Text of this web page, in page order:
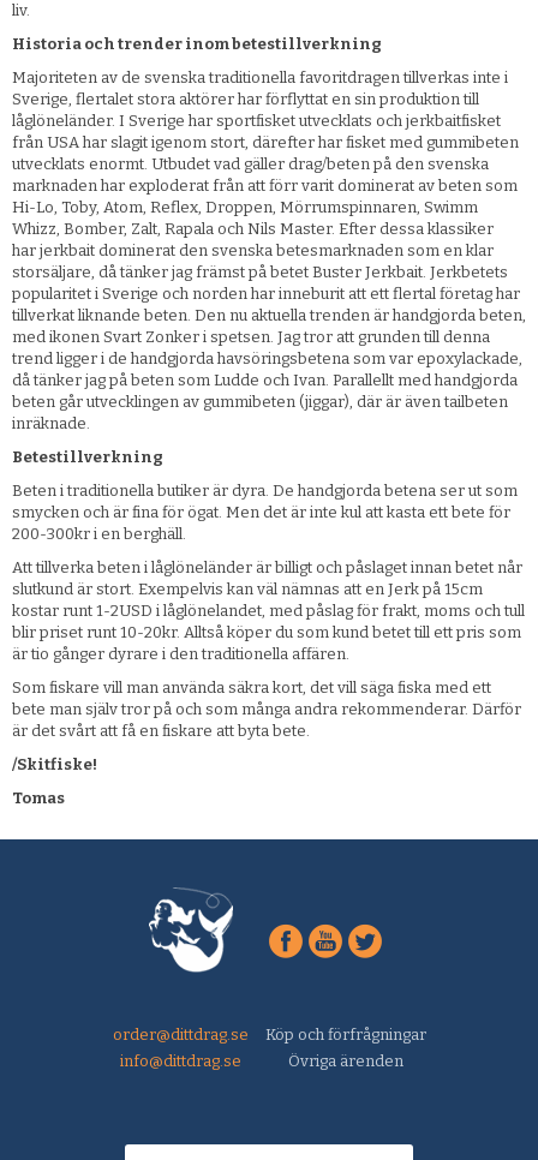
liv.
Historia och trender inom betestillverkning
Majoriteten av de svenska traditionella favoritdragen tillverkas inte i
Sverige, flertalet stora aktörer har förflyttat en sin produktion till
låglöneländer. I Sverige har sportfisket utvecklats och jerkbaitfisket
från USA har slagit igenom stort, därefter har fisket med gummibeten
utvecklats enormt. Utbudet vad gäller drag/beten på den svenska
marknaden har exploderat från att förr varit dominerat av beten som
Hi-Lo, Toby, Atom, Reflex, Droppen, Mörrumspinnaren, Swimm
Whizz, Bomber, Zalt, Rapala och Nils Master. Efter dessa klassiker
har jerkbait dominerat den svenska betesmarknaden som en klar
storsäljare, då tänker jag främst på betet Buster Jerkbait. Jerkbetets
popularitet i Sverige och norden har inneburit att ett flertal företag har
tillverkat liknande beten. Den nu aktuella trenden är handgjorda beten,
med ikonen Svart Zonker i spetsen. Jag tror att grunden till denna
trend ligger i de handgjorda havsöringsbetena som var epoxylackade,
då tänker jag på beten som Ludde och Ivan. Parallellt med handgjorda
beten går utvecklingen av gummibeten (jiggar), där är även tailbeten
inräknade.
Betestillverkning
Beten i traditionella butiker är dyra. De handgjorda betena ser ut som
smycken och är fina för ögat. Men det är inte kul att kasta ett bete för
200-300kr i en berghäll.
Att tillverka beten i låglöneländer är billigt och påslaget innan betet når
slutkund är stort. Exempelvis kan väl nämnas att en Jerk på 15cm
kostar runt 1-2USD i låglönelandet, med påslag för frakt, moms och tull
blir priset runt 10-20kr. Alltså köper du som kund betet till ett pris som
är tio gånger dyrare i den traditionella affären.
Som fiskare vill man använda säkra kort, det vill säga fiska med ett
bete man själv tror på och som många andra rekommenderar. Därför
är det svårt att få en fiskare att byta bete.
/Skitfiske!
Tomas
order@dittdrag.se
Köp och förfrågningar
info@dittdrag.se
Övriga ärenden